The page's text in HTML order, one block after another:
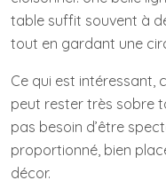
table suffit souvent à
tout en gardant une
Ce qui est intéressant,
peut rester très sobre
pas besoin d’être
proportionné, bien
décor.